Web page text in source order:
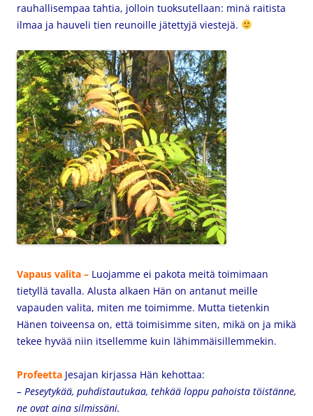
rauhallisempaa tahtia, jolloin tuoksutellaan: minä raitista
ilmaa ja hauveli tien reunoille jätettyjä viestejä.
Vapaus valita – Luojamme ei pakota meitä toimimaan
tietyllä tavalla. Alusta alkaen Hän on antanut meille
vapauden valita, miten me toimimme. Mutta tietenkin
Hänen toiveensa on, että toimisimme siten, mikä on ja mikä
tekee hyvää niin itsellemme kuin lähimmäisillemmekin.
Profeetta Jesajan kirjassa Hän kehottaa:
– Peseytykää, puhdistautukaa, tehkää loppu pahoista töistänne,
ne ovat aina silmissäni.